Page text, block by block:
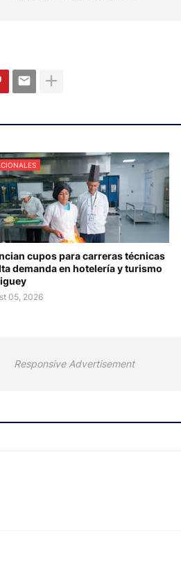
cupos para carreras técnicas
demanda en hotelería y turismo
05, 2026
Responsive Advertisement